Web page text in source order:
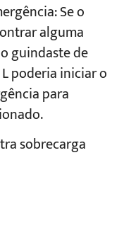
Se o
alguma
guindaste de
poderia iniciar o
para
sobrecarga